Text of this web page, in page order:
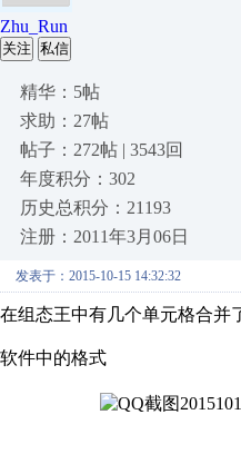
Zhu_Run
关注 私信
精华：5帖
求助：27帖
帖子：272帖 | 3543回
年度积分：302
历史总积分：21193
注册：2011年3月06日
发表于：2015-10-15 14:32:32
在组态王中有几个单元格合并
软件中的格式